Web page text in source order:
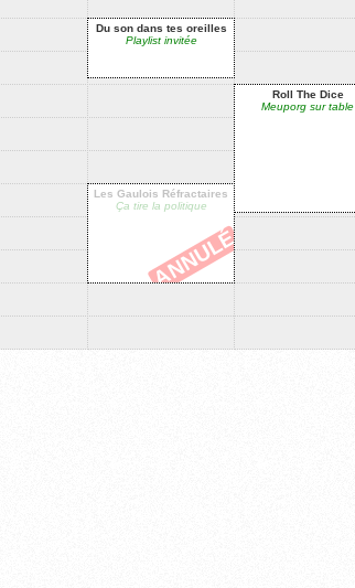
Roll The Dice
Meuporg sur table
Les Gaulois Réfractaires
Ça tire la politique
Du son dans tes oreilles
Playlist invitée